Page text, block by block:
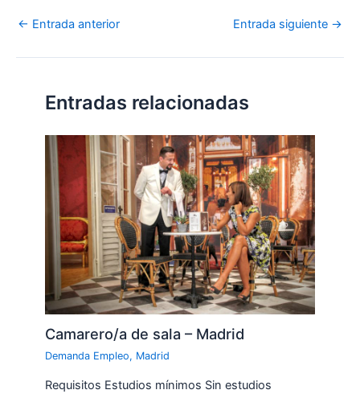
← Entrada anterior Entrada siguiente →
Entradas relacionadas
Camarero/a de sala – Madrid
Demanda Empleo, Madrid
Requisitos Estudios mínimos Sin estudios